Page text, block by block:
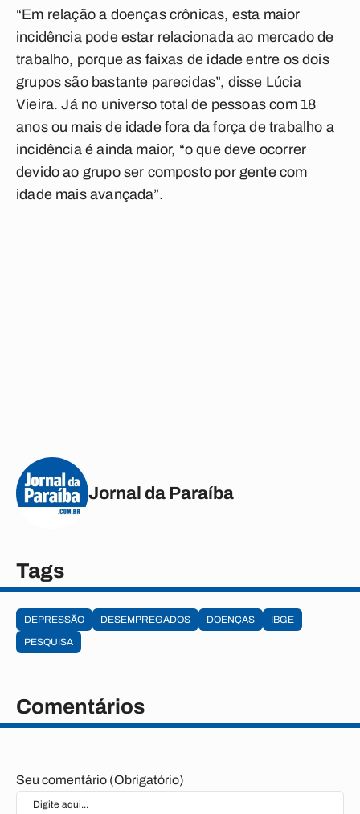
“Em relação a doenças crônicas, esta maior
incidência pode estar relacionada ao mercado de
trabalho, porque as faixas de idade entre os dois
grupos são bastante parecidas”, disse Lúcia
Vieira. Já no universo total de pessoas com 18
anos ou mais de idade fora da força de trabalho a
incidência é ainda maior, “o que deve ocorrer
devido ao grupo ser composto por gente com
idade mais avançada”.
Jornal da Paraíba
Tags
DEPRESSÃO DESEMPREGADOS DOENÇAS
IBGE
PESQUISA
Comentários
Seu comentário (Obrigatório)